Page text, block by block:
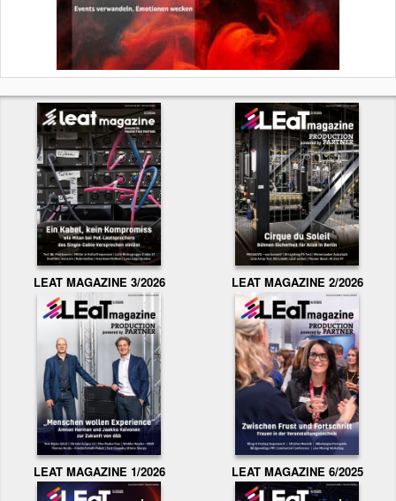
LEAT MAGAZINE 3/2026 LEAT MAGAZINE 2/2026
LEAT MAGAZINE 1/2026 LEAT MAGAZINE 6/2025